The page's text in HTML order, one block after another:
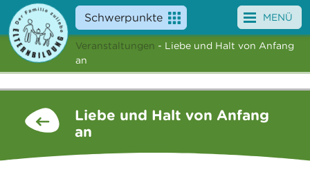
Schwerpunkte
Angebote
News
MENÜ
Veranstaltungen - Liebe und Halt von Anfang
an
Liebe und Halt von Anfang
an